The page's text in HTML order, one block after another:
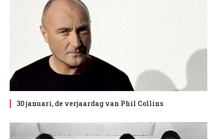
30 januari, de verjaardag van Phil Collins